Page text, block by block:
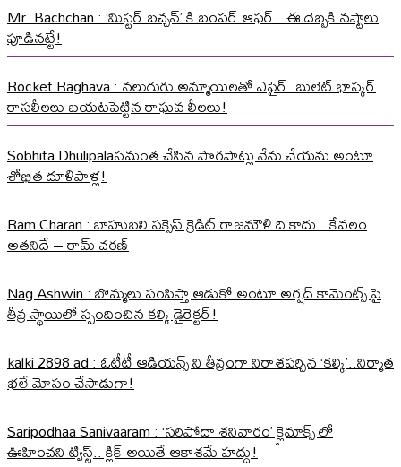
Mr. Bachchan : ‘మిస్టర్ బచ్చన్’ కి బంపర్ ఆఫర్.. ఈ దెబ్బకి నష్టాలు
పూడినట్టే!
Rocket Raghava : నలుగురు అమ్మాయిలతో ఎఫైర్..బులెట్ భాస్కర్
రాసలీలలు బయటపెట్టిన రాఘవ లీలలు!
Sobhita Dhulipalaసమంత చేసిన పొరపాట్లు నేను చేయను అంటూ
శోభిత దూళిపాళ్ల!
Ram Charan : బాహుబలి సక్సెస్ క్రెడిట్ రాజమౌళి ది కాదు.. కేవలం
అతనిదే – రామ్ చరణ్
Nag Ashwin : బొమ్మలు పంపిస్తా ఆడుకో అంటూ అర్షద్ కామెంట్స్ పై
తీవ్ర స్థాయిలో స్పందించిన కల్కి డైరెక్టర్!
kalki 2898 ad : ఓటీటీ ఆడియన్స్ ని తీవ్రంగా నిరాశపర్చిన ‘కల్కి’..నిర్మాత
భలే మోసం చేసాడుగా!
Saripodhaa Sanivaaram : ‘సరిపోదా శనివారం’ క్లైమాక్స్ లో
ఊహించని ట్విస్ట్.. క్లిక్ అయితే ఆకాశమే హద్దు!